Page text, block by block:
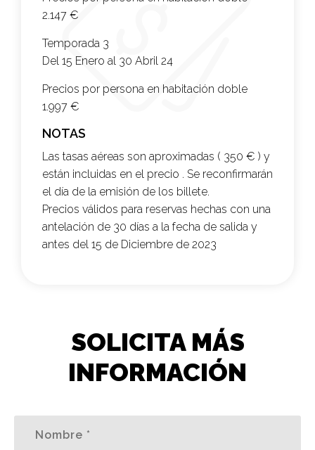
2.147 €
Temporada 3
Del 15 Enero al 30 Abril 24
Precios por persona en habitación doble
1.997 €
NOTAS
Las tasas aéreas son aproximadas ( 350 € ) y
están incluidas en el precio . Se reconfirmarán
el día de la emisión de los billete.
Precios válidos para reservas hechas con una
antelación de 30 días a la fecha de salida y
antes del 15 de Diciembre de 2023
SOLICITA MÁS
INFORMACIÓN